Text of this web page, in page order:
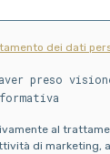
dei dati
preso
al
di marketing,